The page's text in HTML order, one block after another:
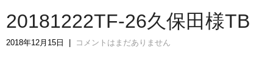
20181222TF-26久保田様TB
2018年12月15日 コメントはまだありません